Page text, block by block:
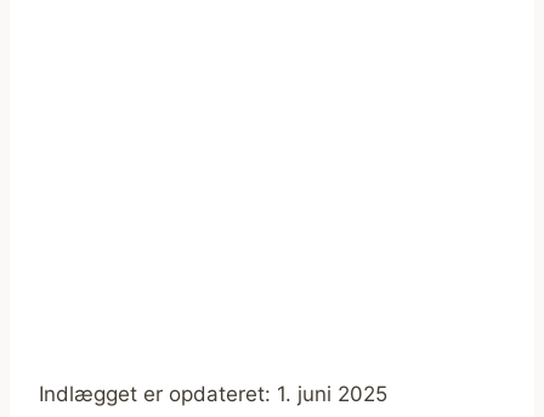
Indlægget er opdateret: 1. juni 2025